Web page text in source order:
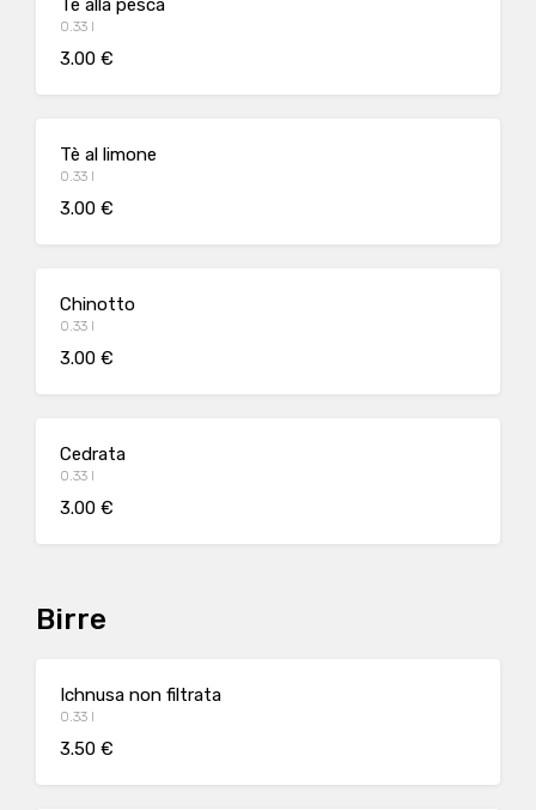
Tè alla pesca
0.33 l
3.00 €
Tè al limone
0.33 l
3.00 €
Chinotto
0.33 l
3.00 €
Cedrata
0.33 l
3.00 €
Birre
Ichnusa non filtrata
0.33 l
3.50 €